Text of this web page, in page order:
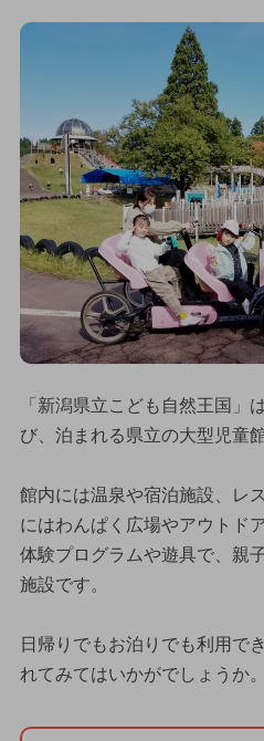
「新潟県立こども自然王国」
び、泊まれる県立の大型児童館
館内には温泉や宿泊施設、レ
にはわんぱく広場やアウトド
体験プログラムや遊具で、親
施設です。
日帰りでもお泊りでも利用で
れてみてはいかがでしょうか。